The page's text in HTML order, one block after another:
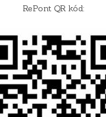
RePont QR kód: